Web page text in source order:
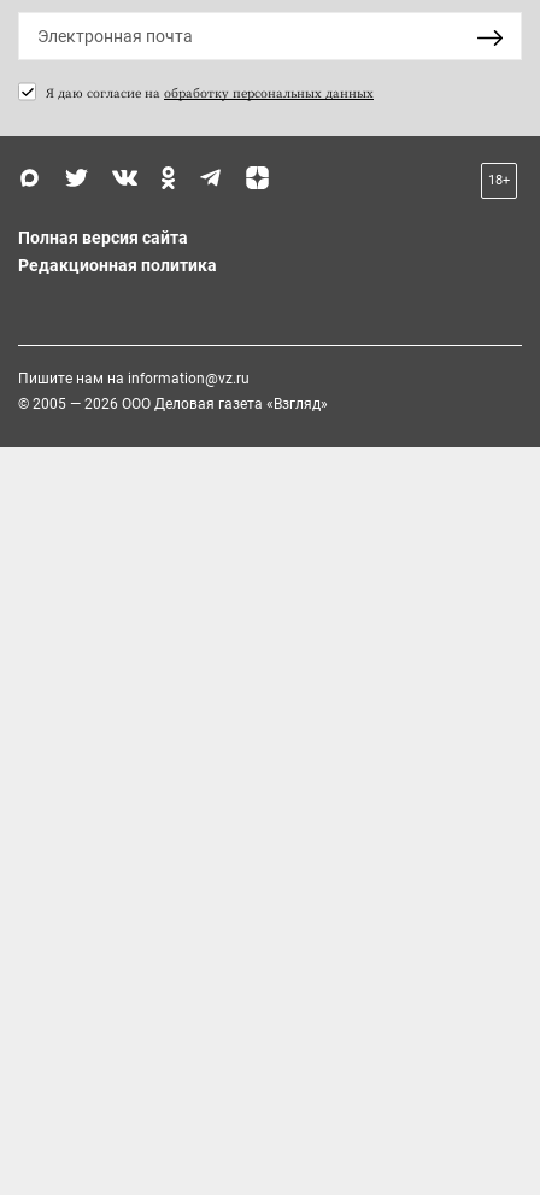
Я даю согласие на обработку персональных данных
18+
Полная версия сайта
Редакционная политика
Пишите нам на information@vz.ru
© 2005 — 2026 ООО Деловая газета «Взгляд»